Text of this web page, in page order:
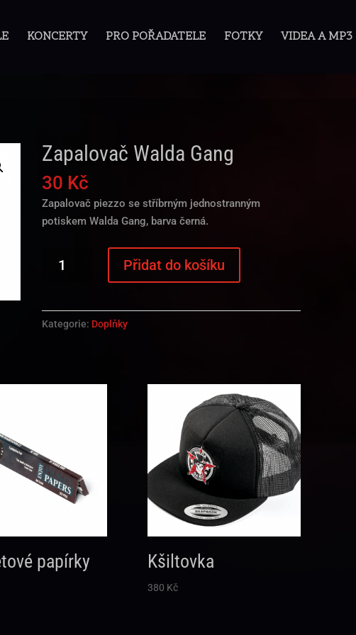
KONCERTY PRO POŘADATELE FOTKY VIDEA A MP3
Zapalovač Walda Gang
30 Kč
Zapalovač piezzo se stříbrným jednostranným
potiskem Walda Gang, barva černá.
Walda
množství
Přidat do košíku
Kategorie: Doplňky
papírky Kšiltovka
380 Kč